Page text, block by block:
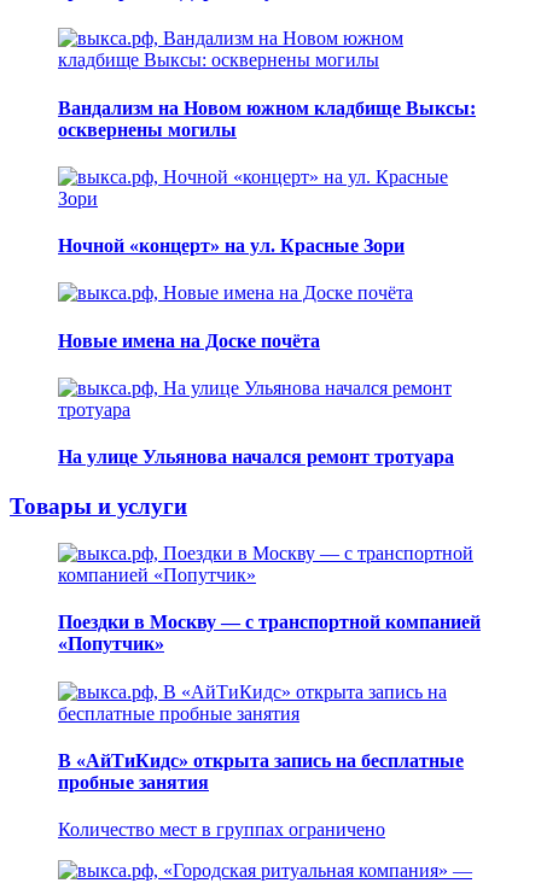
Вандализм на Новом южном кладбище Выксы:
осквернены могилы
Ночной «концерт» на ул. Красные Зори
Новые имена на Доске почёта
На улице Ульянова начался ремонт тротуара
Товары и услуги
Поездки в Москву — с транспортной компанией
«Попутчик»
В «АйТиКидс» открыта запись на бесплатные
пробные занятия
Количество мест в группах ограничено